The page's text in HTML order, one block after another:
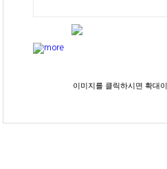
이미지를 클릭하시면 확대